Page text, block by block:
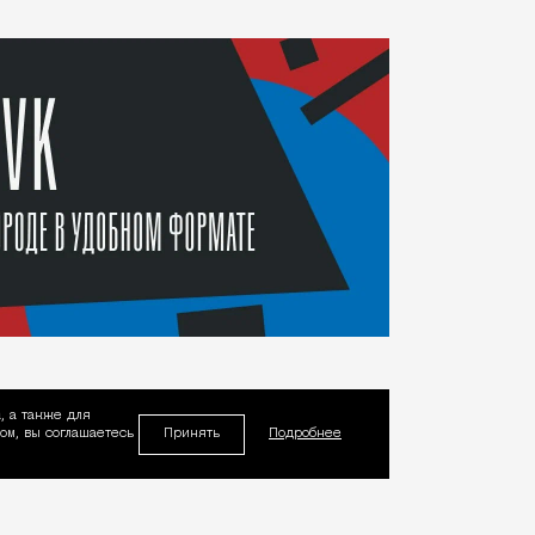
а также для
вы соглашаетесь
Принять Подробнее